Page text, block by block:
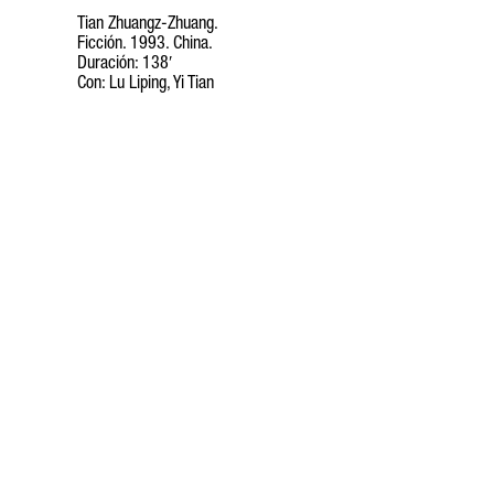
Tian Zhuangz-Zhuang.
Ficción. 1993. China.
Duración: 138′
Con: Lu Liping, Yi Tian